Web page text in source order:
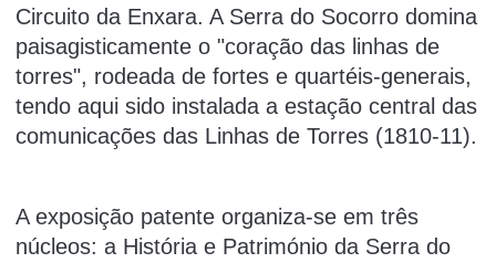
Circuito da Enxara. A Serra do Socorro domina
paisagisticamente o "coração das linhas de
torres", rodeada de fortes e quartéis-generais,
tendo aqui sido instalada a estação central das
comunicações das Linhas de Torres (1810-11).
A exposição patente organiza-se em três
núcleos: a História e Património da Serra do